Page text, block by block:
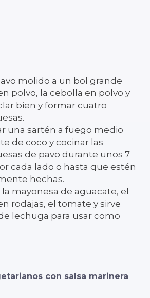
molido a un bol grande
polvo, la cebolla en polvo y
bien y formar cuatro
una sartén a fuego medio
de coco y cocinar las
de pavo durante unos 7
cada lado o hasta que estén
hechas.
mayonesa de aguacate, el
rodajas, el tomate y sirve
lechuga para usar como
con salsa marinera